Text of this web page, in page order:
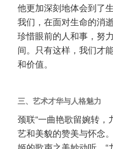
他更加深刻地体会到了
我们，在面对生命的消
珍惜眼前的人和事，努
间。只有这样，我们才
和价值。
三、艺术才华与人格魅力
颈联“一曲艳歌留婉转，
艺和美貌的赞美与怀念